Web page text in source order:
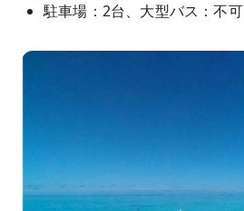
駐車場：2台、大型バス：不可